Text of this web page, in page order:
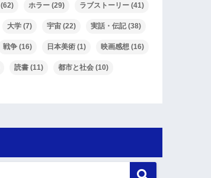
(62) ホラー (29) ラブストーリー (41)
大学 (7) 宇宙 (22) 実話・伝記(38)
戦争 (16) 日本美術 (1) 映画感想 (16)
読書 (11) 都市と社会 (10)